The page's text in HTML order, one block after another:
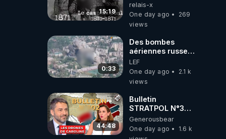
15:19
républicaine
organisée par les
frères de la
relais-x
One day ago
269
views
0:33
Des bombes
aériennes russes
anéantissent les
centres de
contrôle de
brigades
ukrainienne
LEF
One day ago
2.1 k
views
44:48
Bulletin
STRATPOL N°302.
Armée des
drones, MS-21 en
série, missiles
Generousbear
One day ago
1.6 k